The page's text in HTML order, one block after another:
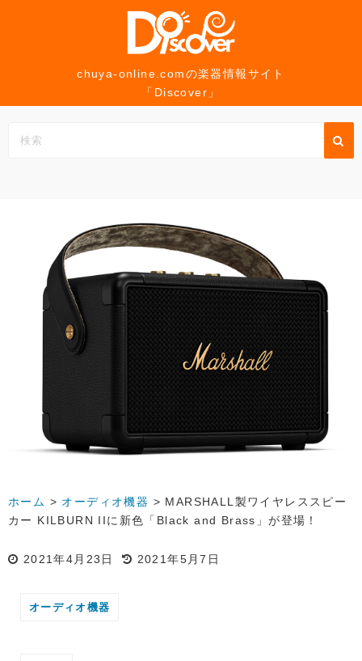
chuya-online.comの楽器情報サイト
「Discover」
ホーム > オーディオ機器 > MARSHALL製ワイヤレススピー
カー KILBURN IIに新色「Black and Brass」が登場！
2021年4月23日 2021年5月7日
オーディオ機器